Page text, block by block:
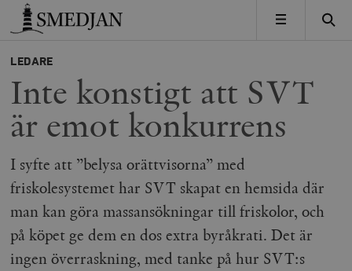
Timbro
MENY
LEDARE
Inte konstigt att SVT
är emot konkurrens
I syfte att ”belysa orättvisorna” med
friskolesystemet har SVT skapat en hemsida där
man kan göra massansökningar till friskolor, och
på köpet ge dem en dos extra byråkrati. Det är
ingen överraskning, med tanke på hur SVT:s